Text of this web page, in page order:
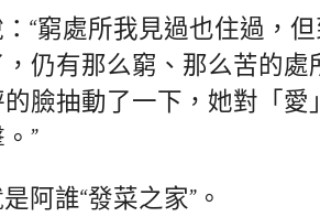
“窮處所我見過也住過，
仍有那么窮、那么苦的
的臉抽動了一下，她對「
”
阿誰“發菜之家”。